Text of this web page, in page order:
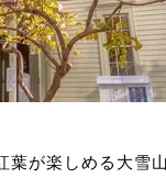
が楽しめる大雪